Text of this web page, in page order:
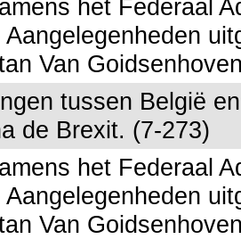
het Federaal
Aangelegenheden
Van
tussen België
de Brexit. (7-273)
het Federaal
Aangelegenheden
Van